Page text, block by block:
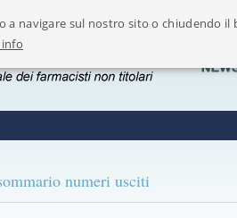
numeri usciti
a navigare sul nostro sito o chiudendo
info